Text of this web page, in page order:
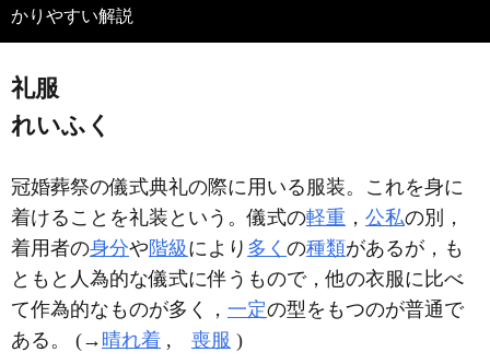
かりやすい解説
礼服
れいふく
冠婚葬祭の儀式典礼の際に用いる服装。これを身に
着けることを礼装という。儀式の軽重 ， 公私の別，
着用者の身分や階級により 多く の種類があるが，も
ともと人為的な儀式に伴うもので，他の衣服に比べ
て作為的なものが多く， 一定の型をもつのが普通で
ある。 (→ 晴れ着 , 喪服 )